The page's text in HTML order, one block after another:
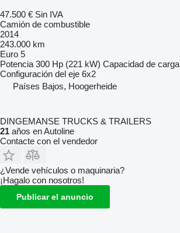
47.500 € Sin IVA
Camión de combustible
2014
243.000 km
Euro 5
Potencia 300 Hp (221 kW) Capacidad de carga
Configuración del eje 6x2
Países Bajos, Hoogerheide
DINGEMANSE TRUCKS & TRAILERS
21 años en Autoline
Contacte con el vendedor
¿Vende vehículos o maquinaria?
¡Hagalo con nosotros!
Publicar el anuncio